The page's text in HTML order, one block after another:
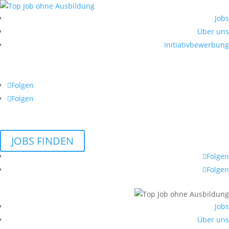
Jobs
Über uns
Initiativbewerbung
Folgen
Folgen
JOBS FINDEN
Folgen
Folgen
Jobs
Über uns